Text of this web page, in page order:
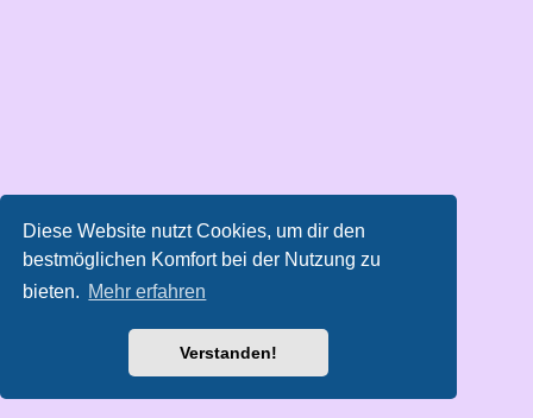
Diese Website nutzt Cookies, um dir den
bestmöglichen Komfort bei der Nutzung zu
bieten. Mehr erfahren
Verstanden!